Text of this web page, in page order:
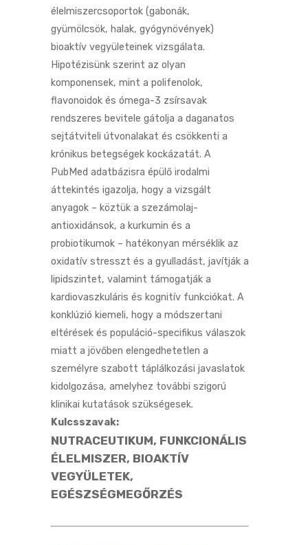
élelmiszercsoportok (gabonák,
gyümölcsök, halak, gyógynövények)
bioaktív vegyületeinek vizsgálata.
Hipotézisünk szerint az olyan
komponensek, mint a polifenolok,
flavonoidok és ómega-3 zsírsavak
rendszeres bevitele gátolja a daganatos
sejtátviteli útvonalakat és csökkenti a
krónikus betegségek kockázatát. A
PubMed adatbázisra épülő irodalmi
áttekintés igazolja, hogy a vizsgált
anyagok – köztük a szezámolaj-
antioxidánsok, a kurkumin és a
probiotikumok – hatékonyan mérséklik az
oxidatív stresszt és a gyulladást, javítják a
lipidszintet, valamint támogatják a
kardiovaszkuláris és kognitív funkciókat. A
konklúzió kiemeli, hogy a módszertani
eltérések és populáció-specifikus válaszok
miatt a jövőben elengedhetetlen a
személyre szabott táplálkozási javaslatok
kidolgozása, amelyhez további szigorú
klinikai kutatások szükségesek.
Kulcsszavak:
NUTRACEUTIKUM, FUNKCIONÁLIS
ÉLELMISZER, BIOAKTÍV
VEGYÜLETEK,
EGÉSZSÉGMEGŐRZÉS